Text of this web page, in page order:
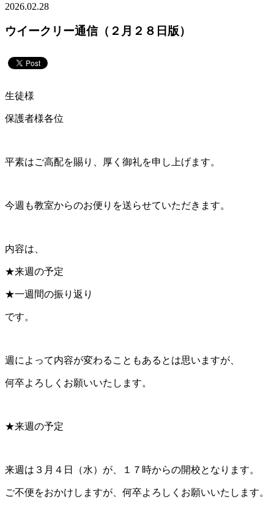
2026.02.28
ウイークリー通信（２月２８日版）
生徒様
保護者様各位
平素はご高配を賜り、厚く御礼を申し上げます。
今週も教室からのお便りを送らせていただきます。
内容は、
★来週の予定
★一週間の振り返り
です。
週によって内容が変わることもあるとは思いますが、
何卒よろしくお願いいたします。
★来週の予定
来週は３月４日（水）が、１７時からの開校となります。
ご不便をおかけしますが、何卒よろしくお願いいたします。